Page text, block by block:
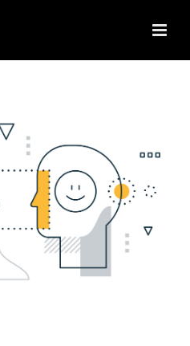
LA STRADA AL TUO